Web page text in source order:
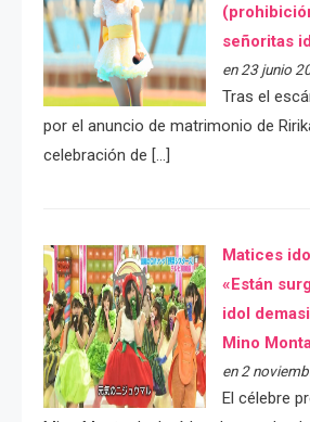
señoritas
en 23 junio
Tras el
por el anuncio de matrimonio de
celebración de […]
Matices
«Están
idol
Mino
en 2
El célebre